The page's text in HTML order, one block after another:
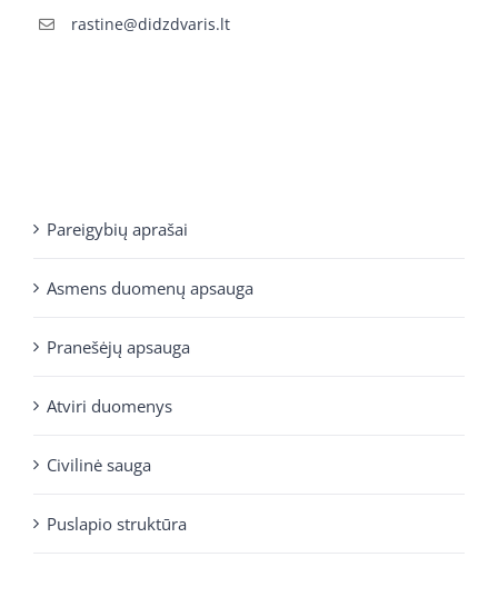
rastine@didzdvaris.lt
Pareigybių aprašai
Asmens duomenų apsauga
Pranešėjų apsauga
Atviri duomenys
Civilinė sauga
Puslapio struktūra